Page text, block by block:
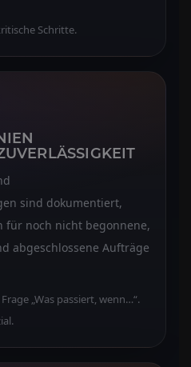
Schritte.
sind dokumentiert,
für noch nicht begonnene,
abgeschlossene Aufträge
„Was passiert, wenn…“.